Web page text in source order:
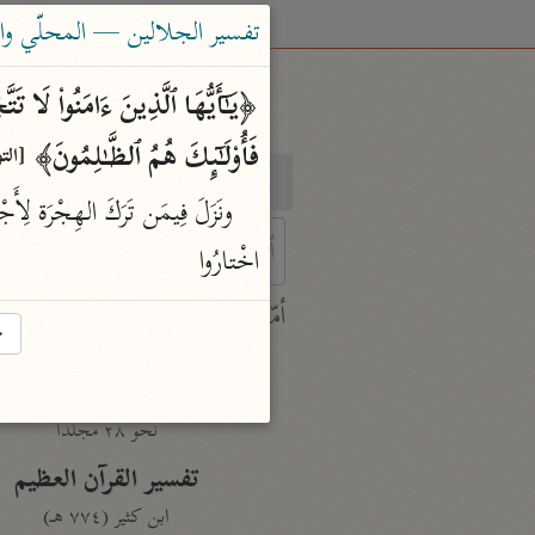
بحث
characters for results.
أمّهات
نحو ٢٨ مجلدًا
تفسير القرآن العظيم
ابن كثير (٧٧٤ هـ)
تفسير الجلالين — المحلّي والسيوطي
فَأُو۟لَـٰۤىِٕكَ هُمُ ٱلظَّـٰلِمُونَ﴾
ونَزَلَ فِيمَن تَرَكَ الهِجْرَة
اخْتارُوا